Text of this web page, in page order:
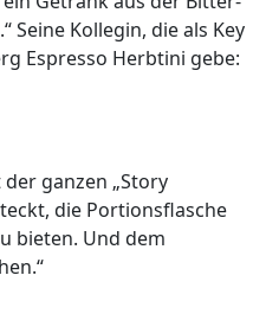
Seine Kollegin, die als Key
Espresso Herbtini gebe:
ganzen „Story
die Portionsflasche
bieten. Und dem